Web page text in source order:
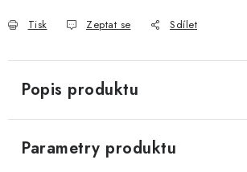
Tisk Zeptat se Sdílet
Popis produktu
Parametry produktu